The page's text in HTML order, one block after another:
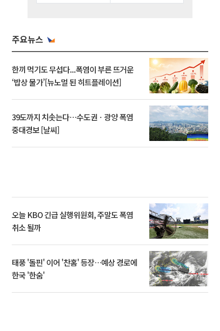
주요뉴스
한끼 먹기도 무섭다...폭염이 부른 뜨거운
‘밥상 물가’[뉴노멀 된 히트플레이션]
39도까지 치솟는다⋯수도권ㆍ광양 폭염
중대경보 [날씨]
오늘 KBO 긴급 실행위원회, 주말도 폭염
취소 될까
태풍 '돌핀' 이어 '찬홈' 등장…예상 경로에
한국 '한숨'